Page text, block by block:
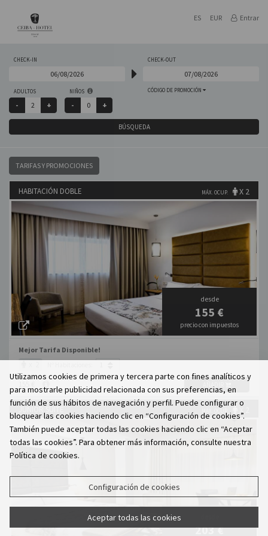
ES EUR Entrar
CHECK-IN CHECK-OUT
CÓDIGO DE PROMOCIÓN
ADULTOS NIÑOS
BÚSQUEDA
TARIFAS Y PROMOCIONES
HABITACIÓN DOBLE MÁX. OCUP. X 2
desde
155 €
precio con impuestos
Mejor Tarifa Disponible!
203 €
Utilizamos cookies de primera y tercera parte con fines analíticos y
para mostrarle publicidad relacionada con sus preferencias, en
función de sus hábitos de navegación y perfil. Puede configurar o
bloquear las cookies haciendo clic en “Configuración de cookies”.
También puede aceptar todas las cookies haciendo clic en “Aceptar
todas las cookies”. Para obtener más información, consulte nuestra
Política de cookies.
Configuración de cookies
Aceptar todas las cookies